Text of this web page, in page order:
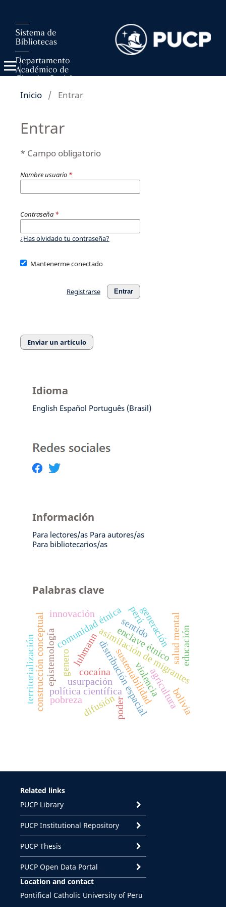
Inicio / Entrar
Entrar
* Campo obligatorio
Nombre usuario *
Contraseña *
¿Has olvidado tu contraseña?
Mantenerme conectado
Entrar
Registrarse
Enviar un artículo
Idioma
English Español Português (Brasil)
Información
Para lectores/as Para autores/as
Para bibliotecarios/as
Palabras clave
distribución espacial
asimilación de migrantes
enclave étnico
comunidad étnica
epistemología
sentido
luhmann
construcción conceptual
cocaína
política científica
difusión
innovación
sustentabilidad
territorialización violencia
salud mental
usurpación agricultura
pobreza
generación
genero educación
poder
perú
bolivia
Related links
PUCP Library
PUCP Institutional Repository
PUCP Thesis
PUCP Open Data Portal
Location and contact
Pontifical Catholic University of Peru